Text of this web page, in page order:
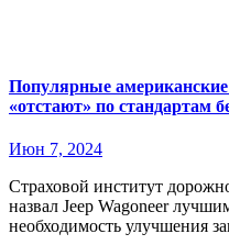
Популярные
«отстают» по стандартам
Июн 7, 2024
Страховой институт дорожной безопасности США (IIHS)
назвал Jeep Wagoneer
необходимость улучшения